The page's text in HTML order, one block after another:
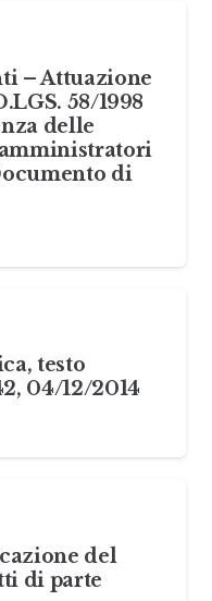
– Attuazione
58/1998
delle
di
testo
04/12/2014
del
di parte